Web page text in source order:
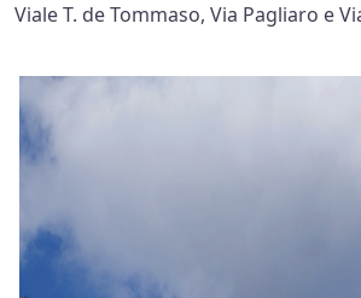
Viale T. de Tommaso, Via Pagliaro e